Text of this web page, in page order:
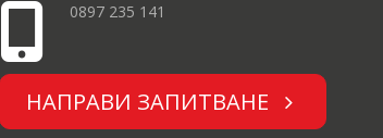
0897 235 141
НАПРАВИ ЗАПИТВАНЕ